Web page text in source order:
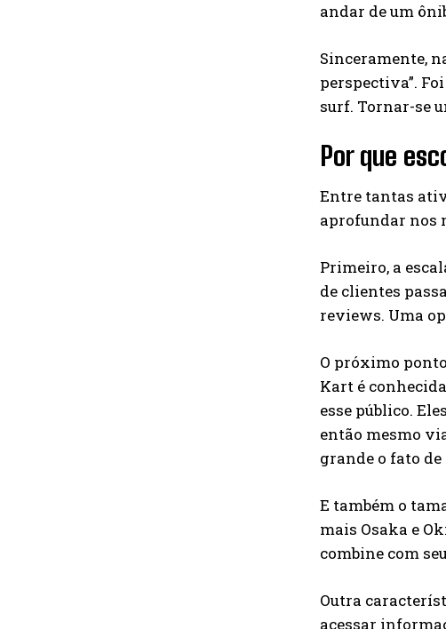
andar de um
Sinceramente,
perspectiva”.
surf. Tornar-se
Por que
Entre tantas
aprofundar nos
Primeiro, a
de clientes
reviews. Uma
O próximo
Kart é
esse público.
então mesmo
grande o fato
E também o
mais Osaka e
combine com
Outra
acessar